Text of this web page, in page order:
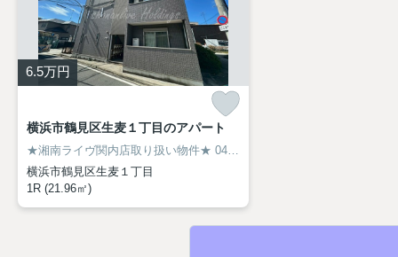
6.5万円
横浜市鶴見区生麦１丁目のアパート
★湘南ライヴ関内店取り扱い物件★ 045-319-6094
横浜市鶴見区生麦１丁目
1R (21.96㎡)